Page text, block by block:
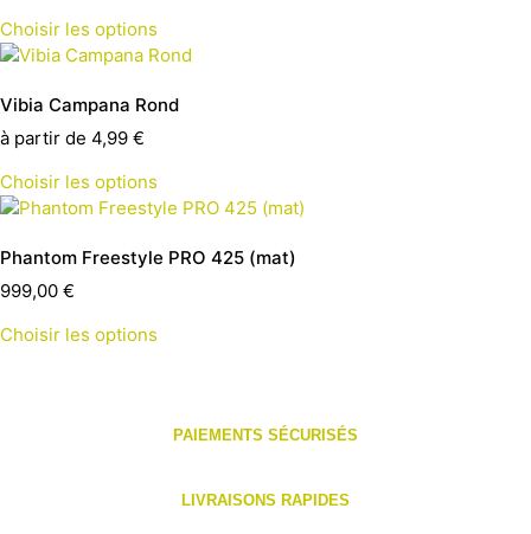
Choisir les options
Vibia Campana Rond
à partir de 4,99 €
Choisir les options
Phantom Freestyle PRO 425 (mat)
999,00 €
Choisir les options
PAIEMENTS SÉCURISÉS
LIVRAISONS RAPIDES